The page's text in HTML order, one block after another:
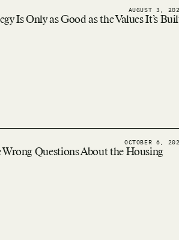
AUGUST 3,
Is Only as Good as the Values It’s
OCTOBER 6,
Wrong Questions About the Housing